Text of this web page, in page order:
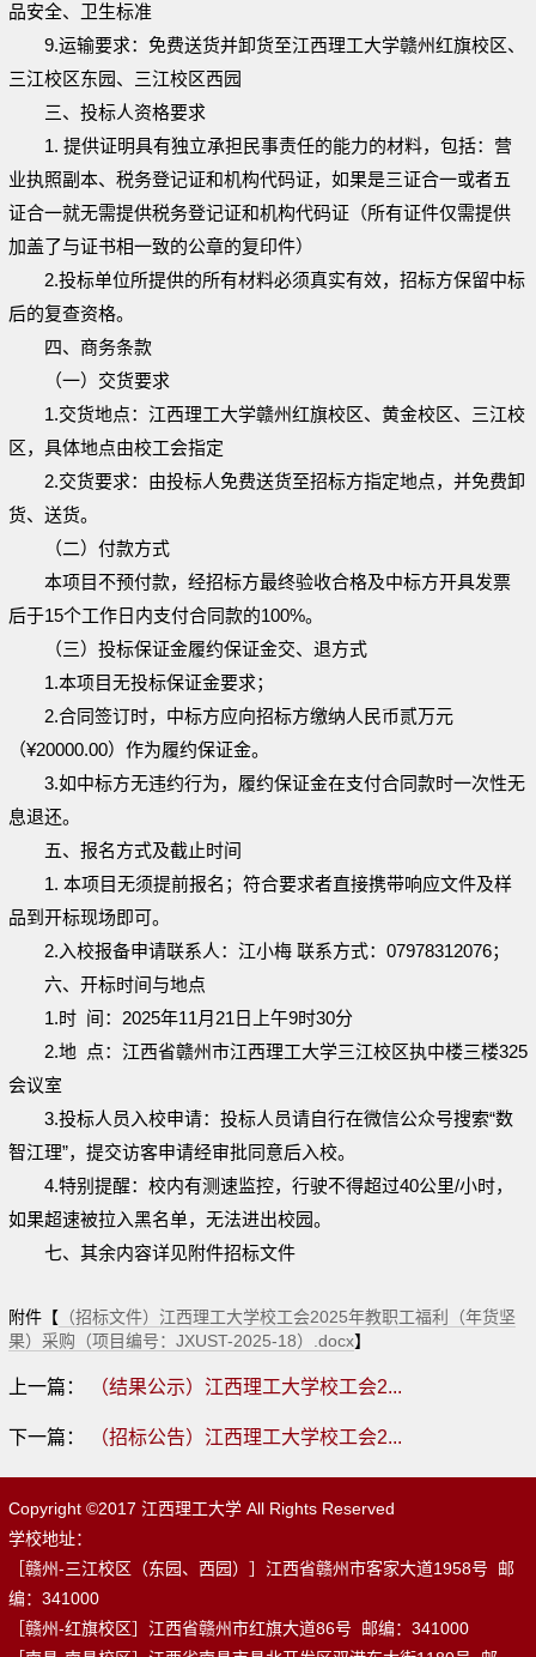
品安全、卫生标准
9.运输要求： 免费送货并卸货至江西理工大学赣州红旗校区、
三江校区东园、 三江校区西园
三、投标人资格要求
1. 提供证明具有独立承担民事责任的能力的材料，包括：营
业执照副本、税务登记证和机构代码证，如果是三证合一或者五
证合一就无需提供税务登记证和机构代码证（所有证件仅需提供
加盖了与证书相一致的公章的复印件）
2.投标单位所提供的所有材料必须真实有效，招标方保留中标
后的复查资格。
四、商务条款
（一）交货要求
1.交货地点：江西理工大学赣州红旗校区、黄金校区、三江校
区，具体地点由校工会指定
2.交货要求：由投标人免费送货至招标方指定地点，并免费卸
货、送货。
（二）付款方式
本项目不预付款，经招标方最终验收合格及中标方开具发票
后于15个工作日内支付合同款的100%。
（三）投标保证金履约保证金交、退方式
1.本项目无投标保证金要求；
2.合同签订时，中标方应向招标方缴纳人民币贰万元
（¥20000.00）作为履约保证金。
3.如中标方无违约行为，履约保证金在支付合同款时一次性无
息退还。
五、 报名方式及截止时间
1. 本项目无须提前报名；符合要求者直接携带响应文件及样
品到开标现场即可。
2. 入校报备申请联系人：江小梅 联系方式： 07978312076；
六、开标时间与地点
1.时 间： 2025年11月 21 日上午9时30分
2.地 点： 江西省赣州市江西理工大学三江校区执中楼三楼325
会议室
3.投标人员入校申请：投标人员请自行在微信公众号搜索“数
智江理”，提交访客申请经审批同意后入校。
4.特别提醒：校内有测速监控，行驶不得超过40公里/小时，
如果超速被拉入黑名单，无法进出校园。
七、 其余内容详见附件招标文件
附件【 （招标文件）江西理工大学校工会2025年教职工福利（年货坚
果）采购（项目编号：JXUST-2025-18）.docx】
上一篇： （结果公示）江西理工大学校工会2...
下一篇： （招标公告）江西理工大学校工会2...
Copyright ©2017 江西理工大学 All Rights Reserved
学校地址：
［赣州-三江校区（东园、西园）］江西省赣州市客家大道1958号 邮
编：341000
［赣州-红旗校区］江西省赣州市红旗大道86号 邮编：341000